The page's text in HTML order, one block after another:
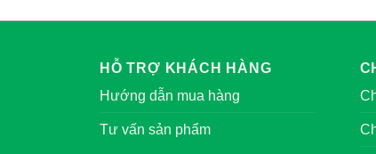
HỖ TRỢ KHÁCH HÀNG
Hướng dẫn mua hàng
Tư vấn sản phẩm